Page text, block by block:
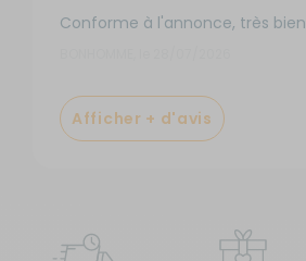
Conforme à l'annonce, très bien
Afficher + d'avis